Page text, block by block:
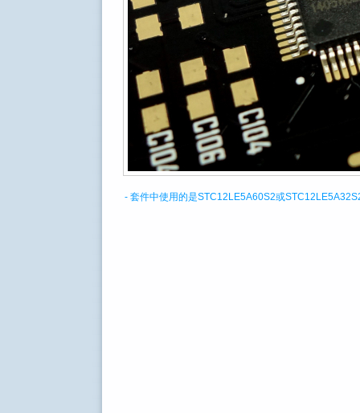
- 套件中使用的是STC12LE5A60S2或